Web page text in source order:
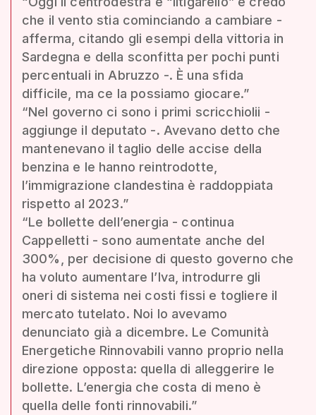
che il vento stia cominciando a cambiare -
afferma, citando gli esempi della vittoria in
Sardegna e della sconfitta per pochi punti
percentuali in Abruzzo -. È una sfida
difficile, ma ce la possiamo giocare.”
“Nel governo ci sono i primi scricchiolii -
aggiunge il deputato -. Avevano detto che
mantenevano il taglio delle accise della
benzina e le hanno reintrodotte,
l’immigrazione clandestina è raddoppiata
rispetto al 2023.”
“Le bollette dell’energia - continua
Cappelletti - sono aumentate anche del
300%, per decisione di questo governo che
ha voluto aumentare l’Iva, introdurre gli
oneri di sistema nei costi fissi e togliere il
mercato tutelato. Noi lo avevamo
denunciato già a dicembre. Le Comunità
Energetiche Rinnovabili vanno proprio nella
direzione opposta: quella di alleggerire le
bollette. L’energia che costa di meno è
quella delle fonti rinnovabili.”